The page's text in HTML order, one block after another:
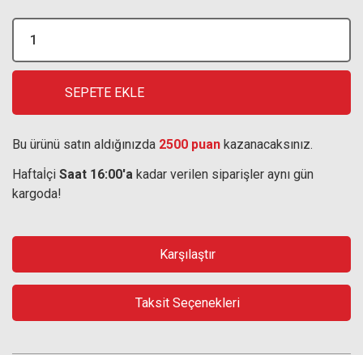
SEPETE EKLE
Bu ürünü satın aldığınızda 2500 puan kazanacaksınız.
Haftaİçi Saat 16:00'a kadar verilen siparişler aynı gün
kargoda!
Karşılaştır
Taksit Seçenekleri